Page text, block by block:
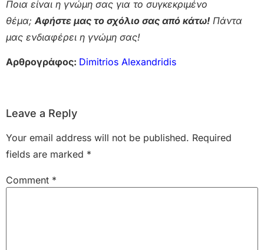
Ποια είναι η γνώμη σας για το συγκεκριμένο
θέμα; Αφήστε μας το σχόλιο σας από κάτω! Πάντα
μας ενδιαφέρει η γνώμη σας!
Αρθρογράφος: Dimitrios Alexandridis
Leave a Reply
Your email address will not be published. Required
fields are marked *
Comment *